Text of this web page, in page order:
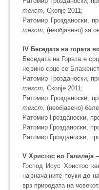
текст, Скопје 2011;
Ратомир Грозданоски,
текст, (необјавено) за
IV Беседата на гората
Беседата на Гората е
нејзино срце се
Ратомир Грозданоски,
текст, Скопје 2011;
Ратомир Грозданоски,
текст, (необјавено)
Ратомир Грозданоски,
Ратомир Грозданоски,
Ратомир Грозданоски,
V Христос во Галилеја
Господ Исус Христос
најзначајните поуки до
врз природата на